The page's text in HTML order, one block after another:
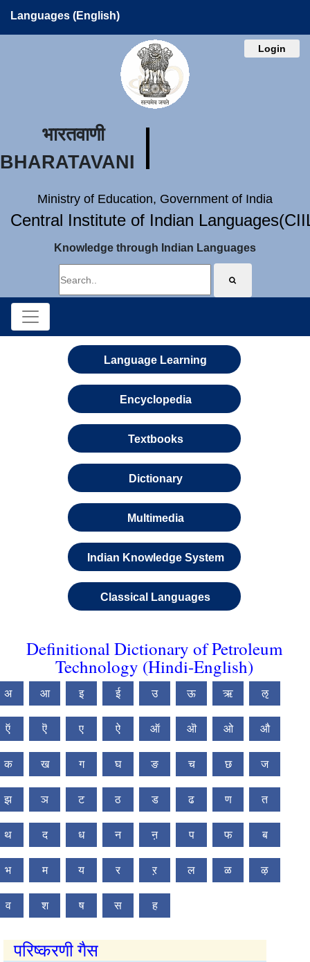
Languages (English)
Login
भारतवाणी
BHARATAVANI
Ministry of Education, Government of India
Central Institute of Indian
Knowledge through Indian Languages
Language Learning
Encyclopedia
Textbooks
Dictionary
Multimedia
Indian Knowledge System
Classical Languages
Definitional Dictionary of Petroleum
Technology (Hindi-English)
अ आ इ ई उ ऊ ऋ ऌ
ऍ ऎ ए ऐ ऑ ऒ ओ औ
क ख ग घ ङ च छ ज
झ ञ ट ठ ड ढ ण त
थ द ध न ऩ प फ ब
भ म य र ऱ ल ळ ऴ
व श ष स ह
परिष्करणी गैस